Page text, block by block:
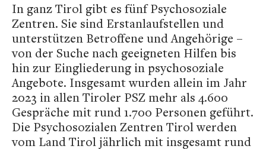
In ganz Tirol gibt es fünf Psychosoziale
Zentren. Sie sind Erstanlaufstellen und
unterstützen Betroffene und Angehörige –
von der Suche nach geeigneten Hilfen bis
hin zur Eingliederung in psychosoziale
Angebote. Insgesamt wurden allein im Jahr
2023 in allen Tiroler PSZ mehr als 4.600
Gespräche mit rund 1.700 Personen geführt.
Die Psychosozialen Zentren Tirol werden
vom Land Tirol jährlich mit insgesamt rund